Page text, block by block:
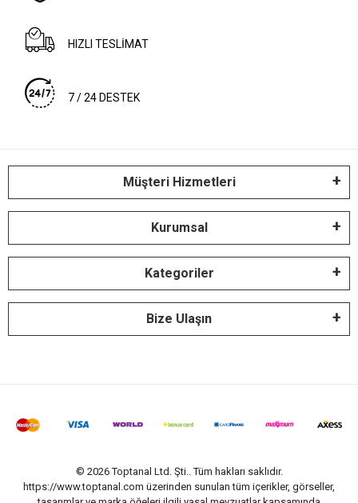
HIZLI TESLİMAT
7 / 24 DESTEK
Müşteri Hizmetleri
Kurumsal
Kategoriler
Bize Ulaşın
© 2026 Toptanal Ltd. Şti.. Tüm hakları saklıdır.
https://www.toptanal.com üzerinden sunulan tüm içerikler, görseller,